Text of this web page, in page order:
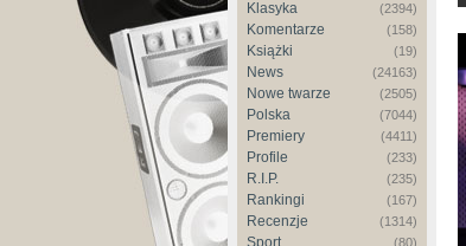
Klasyka (2394)
Komentarze (158)
Książki (19)
News (24163)
Nowe twarze (2505)
Polska (7044)
Premiery (4411)
Profile (233)
R.I.P. (235)
Rankingi (167)
Recenzje (1314)
Sport (80)